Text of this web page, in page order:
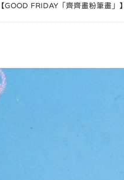
【GOOD FRIDAY「齊齊畫粉筆畫」】